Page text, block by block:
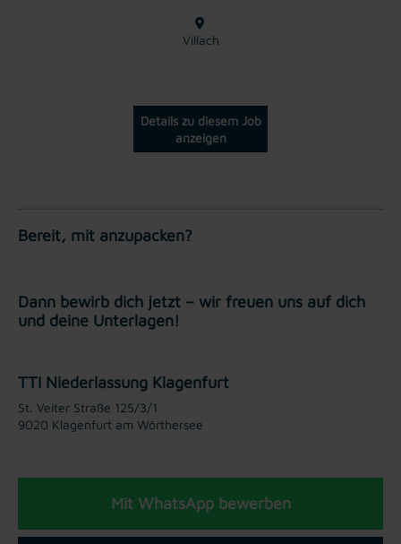
Villach
Details zu diesem Job
anzeigen
Bereit, mit anzupacken?
Dann bewirb dich jetzt – wir freuen uns auf dich
und deine Unterlagen!
TTI Niederlassung Klagenfurt
St. Veiter Straße 125/3/1
9020 Klagenfurt am Wörthersee
Mit WhatsApp bewerben